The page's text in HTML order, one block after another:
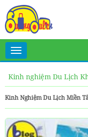
Toggle
navigation
Kinh nghiệm Du Lịch
Kinh Nghiệm Du Lịch Miền